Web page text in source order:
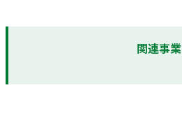
関連事業